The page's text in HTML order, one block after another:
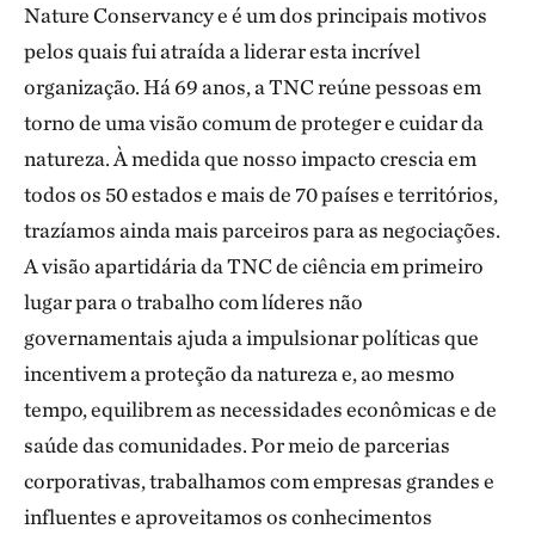
Nature Conservancy e é um dos principais motivos
pelos quais fui atraída a liderar esta incrível
organização. Há 69 anos, a TNC reúne pessoas em
torno de uma visão comum de proteger e cuidar da
natureza. À medida que nosso impacto crescia em
todos os 50 estados e mais de 70 países e territórios,
trazíamos ainda mais parceiros para as negociações.
A visão apartidária da TNC de ciência em primeiro
lugar para o trabalho com líderes não
governamentais ajuda a impulsionar políticas que
incentivem a proteção da natureza e, ao mesmo
tempo, equilibrem as necessidades econômicas e de
saúde das comunidades. Por meio de parcerias
corporativas, trabalhamos com empresas grandes e
influentes e aproveitamos os conhecimentos